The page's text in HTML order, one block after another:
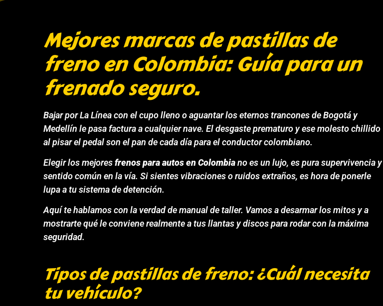
Mejores marcas de pastillas de
freno en Colombia: Guía para un
frenado seguro.
Bajar por La Línea con el cupo lleno o aguantar los eternos trancones de Bogotá y
Medellín le pasa factura a cualquier nave. El desgaste prematuro y ese molesto chillido
al pisar el pedal son el pan de cada día para el conductor colombiano.
Elegir los mejoresfrenos para autos en Colombiano es un lujo, es pura supervivencia y
sentido común en la vía. Si sientes vibraciones o ruidos extraños, es hora de ponerle
lupa a tu sistema de detención.
Aquí te hablamos con la verdad de manual de taller. Vamos a desarmar los mitos y a
mostrarte qué le conviene realmente a tus llantas y discos para rodar con la máxima
seguridad.
Tipos de pastillas de freno: ¿Cuál necesita
tu vehículo?